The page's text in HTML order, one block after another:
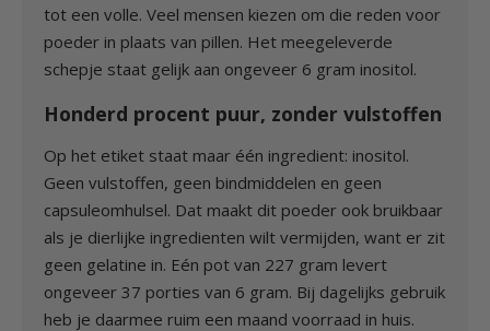
tot een volle. Veel mensen kiezen om die reden voor
poeder in plaats van pillen. Het meegeleverde
schepje staat gelijk aan ongeveer 6 gram inositol.
Honderd procent puur, zonder vulstoffen
Op het etiket staat maar één ingredient: inositol.
Geen vulstoffen, geen bindmiddelen en geen
capsuleomhulsel. Dat maakt dit poeder ook bruikbaar
als je dierlijke ingredienten wilt vermijden, want er zit
geen gelatine in. Eén pot van 227 gram levert
ongeveer 37 porties van 6 gram. Bij dagelijks gebruik
heb je daarmee ruim een maand voorraad in huis.